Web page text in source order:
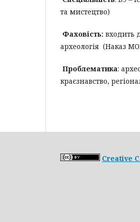
та мистецтво)
Фаховість: входить
археологія (Наказ
Проблематика:
краєзнавство,
Creative